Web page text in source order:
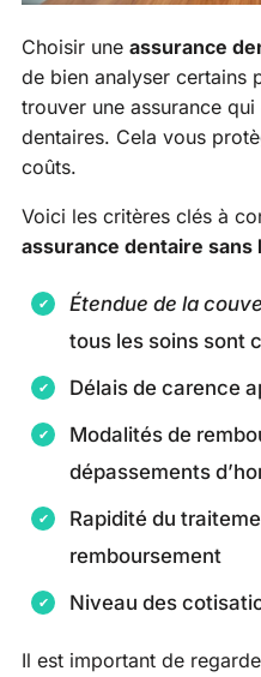
Choisir une assurance
de bien analyser certains
trouver une assurance
dentaires. Cela vous
coûts.
Voici les critères clés à
assurance dentaire sans
Étendue de la
tous les soins sont
Délais de carence
Modalités de
dépassements
Rapidité du
remboursement
Niveau des
Il est important de